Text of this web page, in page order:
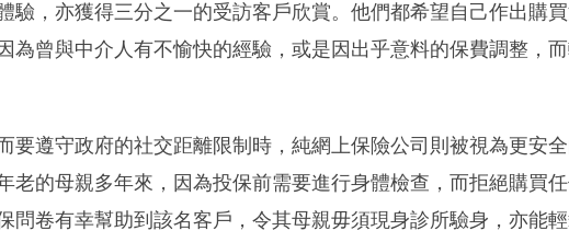
驗，亦獲得三分之一的受訪客戶欣賞。他們都希望自己作出購
為曾與中介人有不愉快的經驗，或是因出乎意料的保費調整，
要遵守政府的社交距離限制時，純網上保險公司則被視為更安
老的母親多年來，因為投保前需要進行身體檢查，而拒絕購買
問卷有幸幫助到該名客戶，令其母親毋須現身診所驗身，亦能